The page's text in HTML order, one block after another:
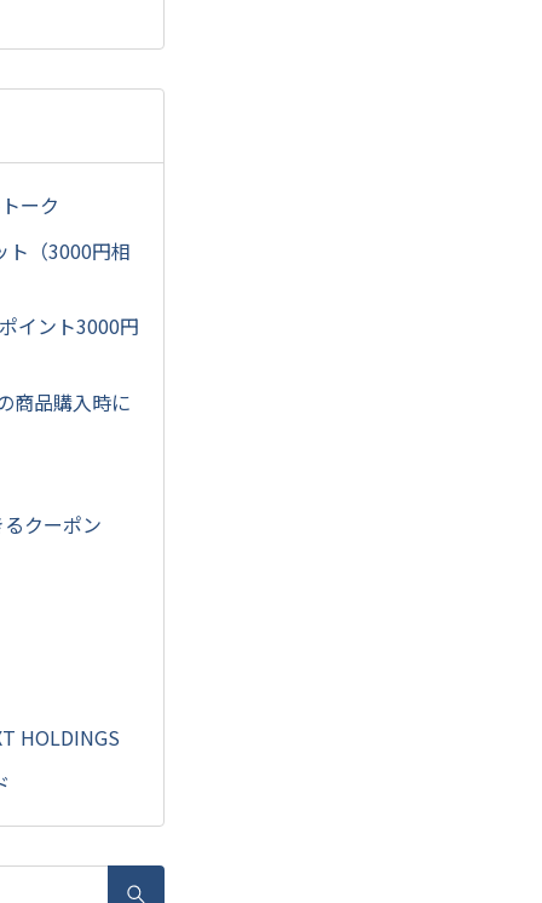
ーク
ト（3000円相
イント3000円
商品購入時に
クーポン
HOLDINGS